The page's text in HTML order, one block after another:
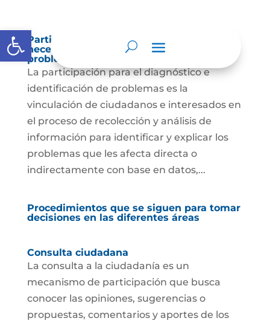
Abrir barra de herramientas
Participación para el diagnóstico de
necesidades e identificación de
problemas.
La participación para el diagnóstico e
identificación de problemas es la
vinculación de ciudadanos e interesados en
el proceso de recolección y análisis de
información para identificar y explicar los
problemas que les afecta directa o
indirectamente con base en datos,...
Procedimientos que se siguen para tomar
decisiones en las diferentes áreas
Consulta ciudadana
La consulta a la ciudadanía es un
mecanismo de participación que busca
conocer las opiniones, sugerencias o
propuestas, comentarios y aportes de los